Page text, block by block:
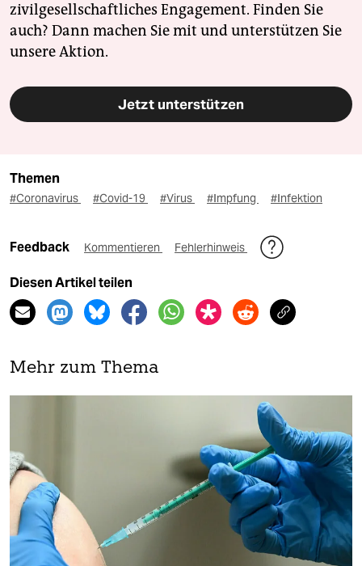
zivilgesellschaftliches Engagement. Finden Sie
auch? Dann machen Sie mit und unterstützen Sie
unsere Aktion.
Jetzt unterstützen
Themen
#Coronavirus #Covid-19 #Virus #Impfung #Infektion
Feedback Kommentieren Fehlerhinweis
Diesen Artikel teilen
Mehr zum Thema